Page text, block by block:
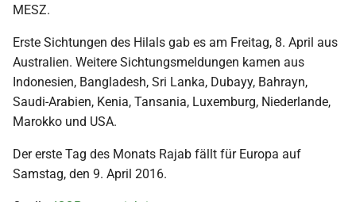
MESZ.
Erste Sichtungen des Hilals gab es am Freitag, 8. April aus
Australien. Weitere Sichtungsmeldungen kamen aus
Indonesien, Bangladesh, Sri Lanka, Dubayy, Bahrayn,
Saudi-Arabien, Kenia, Tansania, Luxemburg, Niederlande,
Marokko und USA.
Der erste Tag des Monats Rajab fällt für Europa auf
Samstag, den 9. April 2016.